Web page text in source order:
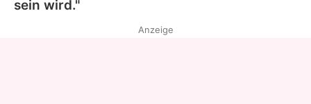
sein wird."
Anzeige